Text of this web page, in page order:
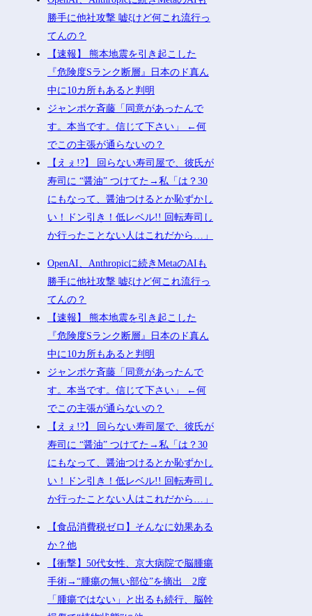
勝手に他社攻撃 嘘ξけど何これ流行っ
てんの？
【速報】 熊本地震を引き起こした
『危険度Sランク断層』日本のド真ん
中に10カ所もあると判明
ジャンポケ斉藤「同意があったんで
す。本当です。信じて下さい」 ←何
でこの主張が通らないの？
【えぇ!?】 回らない寿司屋で、彼氏が
寿司に “醤油” つけてた→私「は？30
にもなって、醤油つけるとか恥ずかし
い！ドン引き！低レベル!! 回転寿司し
か行ったことない人はこれだから…」
OpenAI、Anthropicに続きMetaのAIも
勝手に他社攻撃 嘘ξけど何これ流行っ
てんの？
【速報】 熊本地震を引き起こした
『危険度Sランク断層』日本のド真ん
中に10カ所もあると判明
ジャンポケ斉藤「同意があったんで
す。本当です。信じて下さい」 ←何
でこの主張が通らないの？
【えぇ!?】 回らない寿司屋で、彼氏が
寿司に “醤油” つけてた→私「は？30
にもなって、醤油つけるとか恥ずかし
い！ドン引き！低レベル!! 回転寿司し
か行ったことない人はこれだから…」
【食品消費税ゼロ】そんなに効果ある
か？他
【衝撃】50代女性、京大病院で脳腫瘍
手術→“腫瘍の無い部位”を摘出 2度
「腫瘍ではない」と出るも続行、脳幹